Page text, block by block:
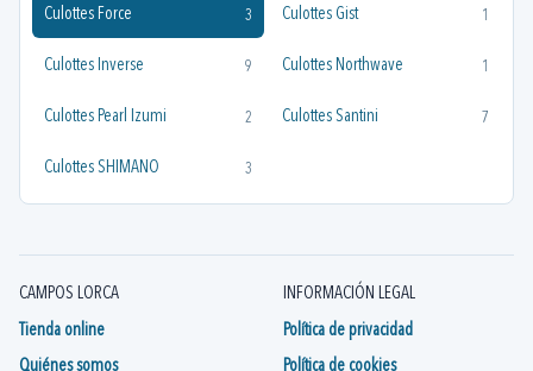
Culottes Force 3 Culottes Gist 1
Culottes Inverse 9 Culottes Northwave 1
Culottes Pearl Izumi 2 Culottes Santini 7
Culottes SHIMANO 3
CAMPOS LORCA
Tienda online
Quiénes somos
INFORMACIÓN LEGAL
Política de privacidad
Política de cookies